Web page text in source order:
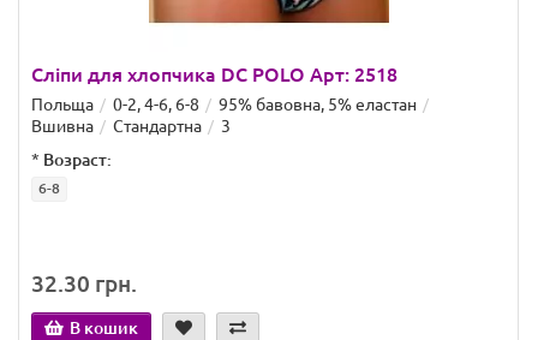
Сліпи для хлопчика DC POLO Арт: 2518
Польща 0-2, 4-6, 6-8
95% бавовна, 5% еластан
Вшивна
Стандартна
3
* Возраст:
6-8
32.30 грн.
В кошик